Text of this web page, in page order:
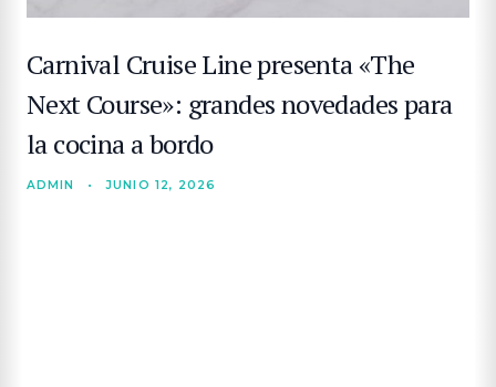
Carnival Cruise Line presenta «The
Next Course»: grandes novedades para
la cocina a bordo
ADMIN • JUNIO 12, 2026